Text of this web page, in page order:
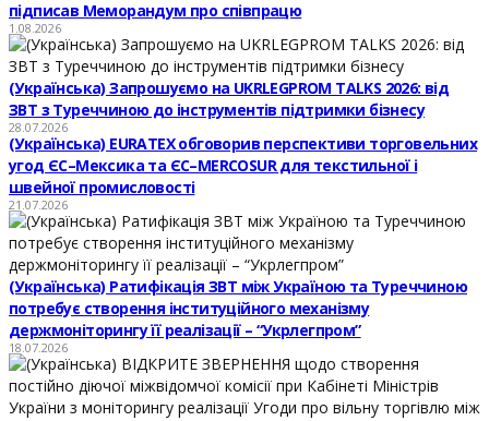
підписав Меморандум про співпрацю
1.08.2026
(Українська) Запрошуємо на UKRLEGPROM TALKS 2026: від
ЗВТ з Туреччиною до інструментів підтримки бізнесу
28.07.2026
(Українська) EURATEX обговорив перспективи торговельних
угод ЄС–Мексика та ЄС–MERCOSUR для текстильної і
швейної промисловості
21.07.2026
(Українська) Ратифікація ЗВТ між Україною та Туреччиною
потребує створення інституційного механізму
держмоніторингу її реалізації – “Укрлегпром”
18.07.2026